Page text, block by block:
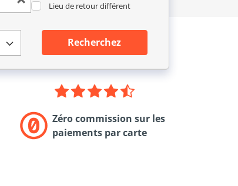
Lieu de retour différent
Recherchez
Zéro commission sur les
paiements par carte